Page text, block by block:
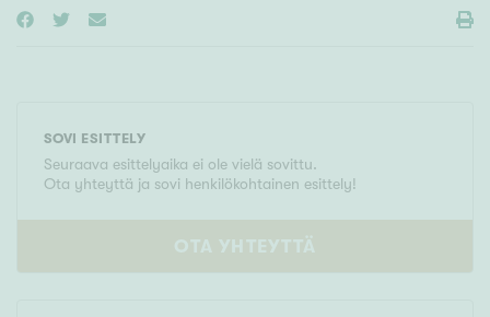
SOVI ESITTELY
Seuraava esittelyaika ei ole vielä sovittu.
Ota yhteyttä ja sovi henkilökohtainen esittely!
OTA YHTEYTTÄ